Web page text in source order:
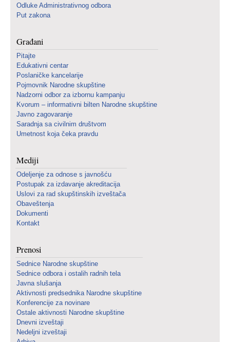
Odluke Administrativnog odbora
Put zakona
Građani
Pitajte
Edukativni centar
Poslaničke kancelarije
Pojmovnik Narodne skupštine
Nadzorni odbor za izbornu kampanju
Kvorum – informativni bilten Narodne skupštine
Javno zagovaranje
Saradnja sa civilnim društvom
Umetnost koja čeka pravdu
Mediji
Odeljenje za odnose s javnošću
Postupak za izdavanje akreditacija
Uslovi za rad skupštinskih izveštača
Obaveštenja
Dokumenti
Kontakt
Prenosi
Sednice Narodne skupštine
Sednice odbora i ostalih radnih tela
Javna slušanja
Aktivnosti predsednika Narodne skupštine
Konferencije za novinare
Ostale aktivnosti Narodne skupštine
Dnevni izveštaji
Nedeljni izveštaji